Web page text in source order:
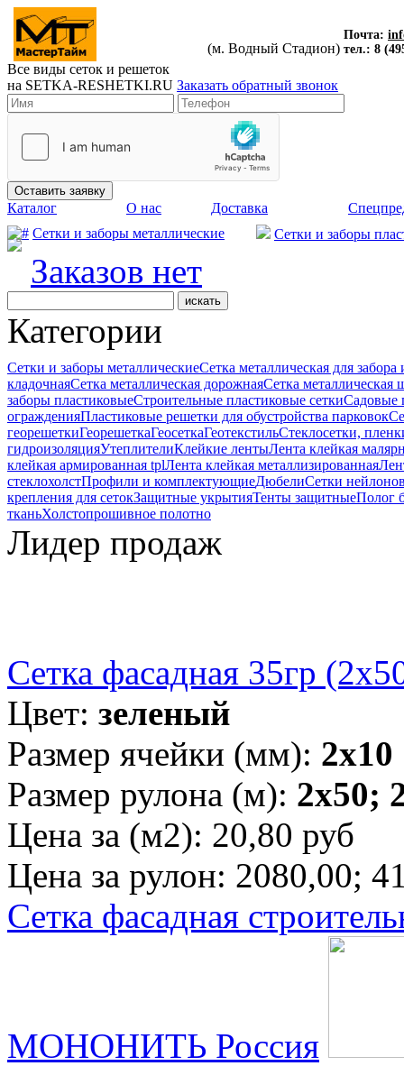
(м. Водный Стадион)
Почта:
тел.: 8
Все виды сеток и решеток
на SETKA-RESHETKI.RU Заказать обратный звонок
Каталог О нас Доставка
Сетки и заборы металлические
Сетки и заборы
Заказов нет
Категории
Сетки и заборы металлическиеСетка металлическая для
кладочнаяСетка металлическая дорожнаяСетка металлическая
заборы пластиковыеСтроительные пластиковые сеткиСадовые
огражденияПластиковые решетки для обустройства парковок
георешеткиГеорешеткаГеосеткаГеотекстильСтеклосетки,
гидроизоляцияУтеплителиКлейкие лентыЛента клейкая
клейкая армированная tplЛента клейкая металлизированная
стеклохолстПрофили и комплектующиеДюбелиСетки
крепления для сетокЗащитные укрытияТенты защитныеПолог
тканьХолстопрошивное полотно
Лидер продаж
Сетка фасадная 35гр
Цвет: зеленый
Размер ячейки (мм): 2х10
Размер рулона (м): 2х50;
Цена за (м2): 20,80 руб
Цена за рулон: 2080,00;
Сетка фасадная
МОНОНИТЬ Россия